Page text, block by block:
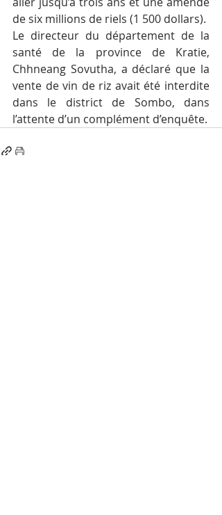
de six millions de riels (1 500 dollars).
Le directeur du département de la
santé de la province de Kratie,
Chhneang Sovutha, a déclaré que la
vente de vin de riz avait été interdite
dans le district de Sombo, dans
l’attente d’un complément d’enquête.